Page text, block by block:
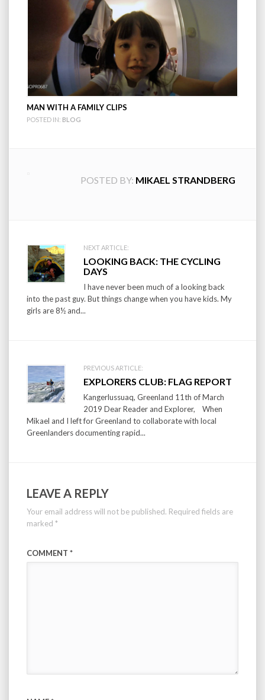
MAN WITH A FAMILY CLIPS
POSTED IN: BLOG
POSTED BY: MIKAEL STRANDBERG
Post
navigation
NEXT ARTICLE:
LOOKING BACK: THE CYCLING
DAYS
I have never been much of a looking back
into the past guy. But things change when you have kids. My
girls are 8½ and...
PREVIOUS ARTICLE:
EXPLORERS CLUB: FLAG REPORT
Kangerlussuaq, Greenland 11th of March
2019 Dear Reader and Explorer, When
Mikael and I left for Greenland to collaborate with local
Greenlanders documenting rapid...
LEAVE A REPLY
Your email address will not be published. Required fields are
marked *
COMMENT *